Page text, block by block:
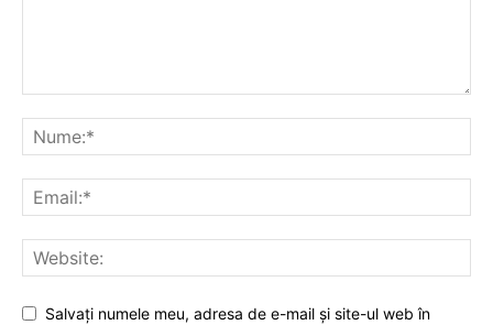
Salvați numele meu, adresa de e-mail și site-ul web în